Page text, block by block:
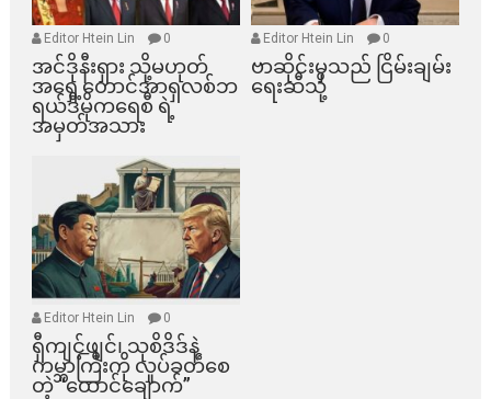
Editor Htein Lin 0
အင်ဒိုနီးရှား သို့မဟုတ်
အရှေ့တောင်အာရှလစ်ဘ
ရယ်ဒီမိုကရေစီ ရဲ့
အမှတ်အသား
Editor Htein Lin 0
ဗာဆိုင်းမှသည် ငြိမ်းချမ်း
ရေးဆီသို့
Editor Htein Lin 0
ရှီကျင့်ဖျင်၊ သုစိဒိဒ်နဲ့
ကမ္ဘာကြီးကို လှုပ်ခတ်စေ
တဲ့ “ထောင်ချောက်”